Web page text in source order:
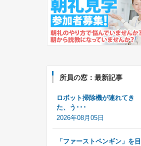
所員の窓：最新記事
ロボット掃除機が連れてき
た、う･･･
2026年08月05日
「ファーストペンギン」を目